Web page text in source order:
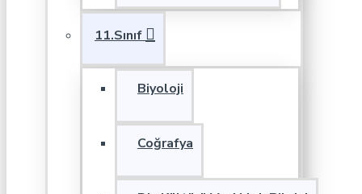
11.Sınıf
Biyoloji
Coğrafya